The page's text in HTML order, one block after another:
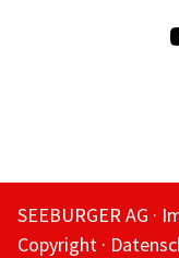
SEEBURGER AG
Copyright